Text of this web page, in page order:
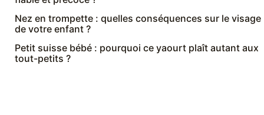
Nez en trompette : quelles conséquences sur le visage
de votre enfant ?
Petit suisse bébé : pourquoi ce yaourt plaît autant aux
tout-petits ?